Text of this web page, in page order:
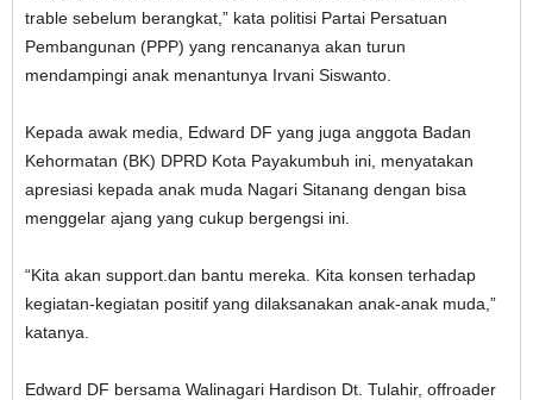
trable sebelum berangkat,” kata politisi Partai Persatuan
Pembangunan (PPP) yang rencananya akan turun
mendampingi anak menantunya Irvani Siswanto.
Kepada awak media, Edward DF yang juga anggota Badan
Kehormatan (BK) DPRD Kota Payakumbuh ini, menyatakan
apresiasi kepada anak muda Nagari Sitanang dengan bisa
menggelar ajang yang cukup bergengsi ini.
“Kita akan support.dan bantu mereka. Kita konsen terhadap
kegiatan-kegiatan positif yang dilaksanakan anak-anak muda,”
katanya.
Edward DF bersama Walinagari Hardison Dt. Tulahir, offroader